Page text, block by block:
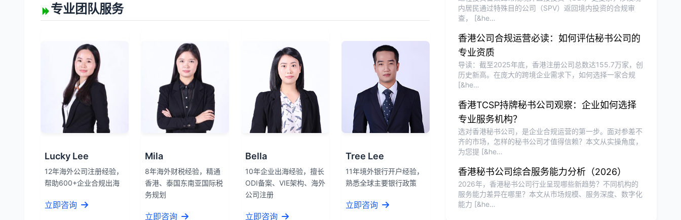
专业团队服务
Lucky Lee
12年海外公司注册经验，
帮助600+企业合规出海
立即咨询
Mila
8年海外财税经验，精通
香港、泰国东南亚国际税
务规划
立即咨询
Bella
10年企业出海经验，擅长
ODI备案、VIE架构、海外
公司注册
立即咨询
Tree Lee
11年境外银行开户经验，
熟悉全球主要银行政策
立即咨询
香港公司注册和审计服务专业高效，非常
内居民通过特殊目的公司（SPV）返回境内投资的合规审
查， [&he…
香港公司合规运营必读：如何评估秘书公司的
专业资质
导读：截至2025年底，香港注册公司总数达155.7万家，创
历史新高。在庞大的跨境企业需求下，如何选择一家合规
[&he…
香港TCSP持牌秘书公司观察：企业如何选择
专业服务机构？
选对香港秘书公司，是企业合规运营的第一步。面对参差不
齐的市场，怎样的秘书公司才值得信赖？本文从实操角度，
为您提 [&he…
香港秘书公司综合服务能力分析（2026）
2026年，香港秘书公司行业呈现哪些新趋势？不同机构的
服务能力差异在哪里？本文从市场规模、服务深度、数字化
能力 [&he…